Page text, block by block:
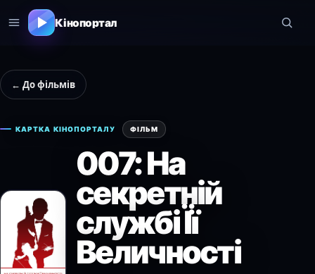
Кінопортал
← До фільмів
КАРТКА КІНОПОРТАЛУ ФІЛЬМ
007: На
секретній
службі Її
Величності